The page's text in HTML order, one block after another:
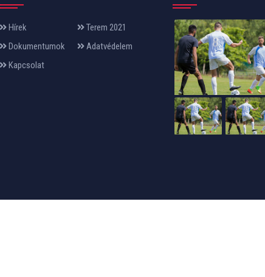
Hírek
Terem 2021
Dokumentumok
Adatvédelem
Kapcsolat